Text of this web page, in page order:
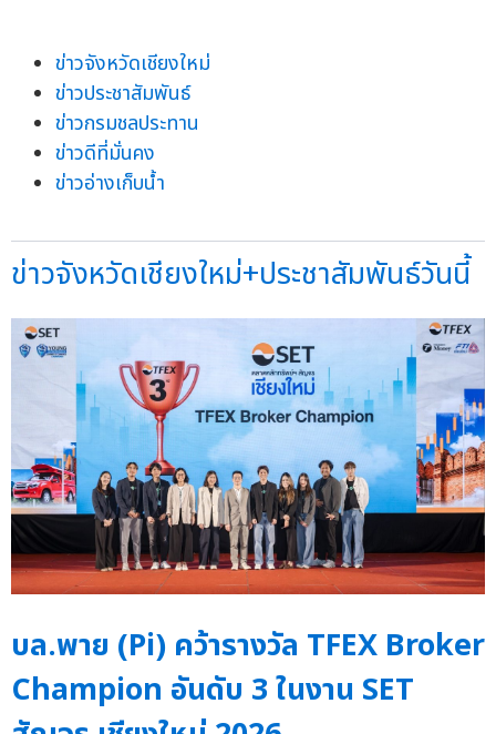
ข่าวจังหวัดเชียงใหม่
ข่าวประชาสัมพันธ์
ข่าวกรมชลประทาน
ข่าวดีที่มั่นคง
ข่าวอ่างเก็บน้ำ
ข่าวจังหวัดเชียงใหม่+ประชาสัมพันธ์วันนี้
บล.พาย (Pi) คว้ารางวัล TFEX Broker
Champion อันดับ 3 ในงาน SET